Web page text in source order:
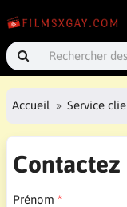
Accueil Service
Contactez
Prénom